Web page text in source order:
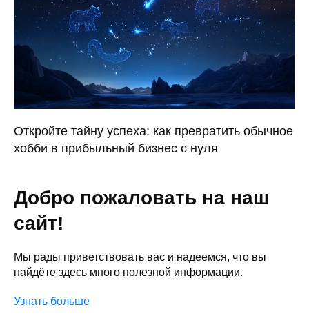
Откройте тайну успеха: как превратить обычное
хобби в прибыльный бизнес с нуля
Добро пожаловать на наш
сайт!
Мы рады приветствовать вас и надеемся, что вы
найдёте здесь много полезной информации.
Узнать больше